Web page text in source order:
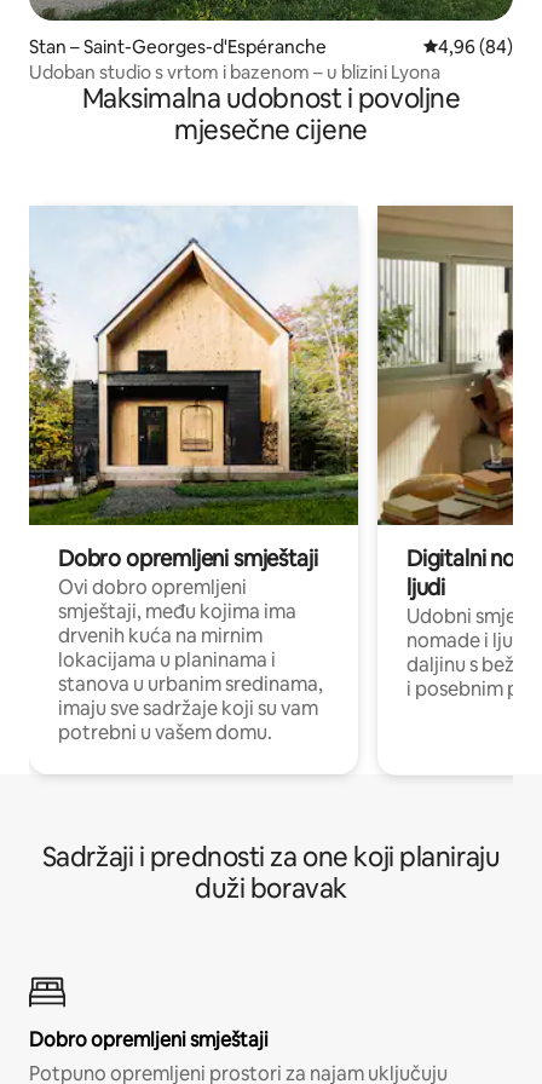
Stan – Saint-Georges-d'Espéranche Prosječna
4,96 (84)
Udoban studio s vrtom i bazenom – u blizini Lyona
Maksimalna udobnost i povoljne
mjesečne cijene
Dobro opremljeni smještaji
Ovi dobro opremljeni
smještaji, među kojima ima
drvenih kuća na mirnim
lokacijama u planinama i
stanova u urbanim sredinama,
imaju sve sadržaje koji su vam
potrebni u vašem domu.
Digitalni
ljudi
Udobni
nomade i ljude
daljinu s
i posebnim
Sadržaji i prednosti za one koji planiraju
duži boravak
Dobro opremljeni smještaji
Potpuno opremljeni prostori za najam uključuju